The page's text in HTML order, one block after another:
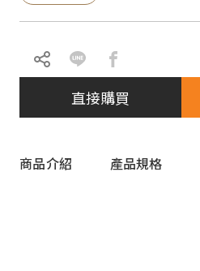
直接購買
商品介紹 產品規格